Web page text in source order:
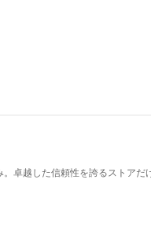
卓越した信頼性を誇るストアだ